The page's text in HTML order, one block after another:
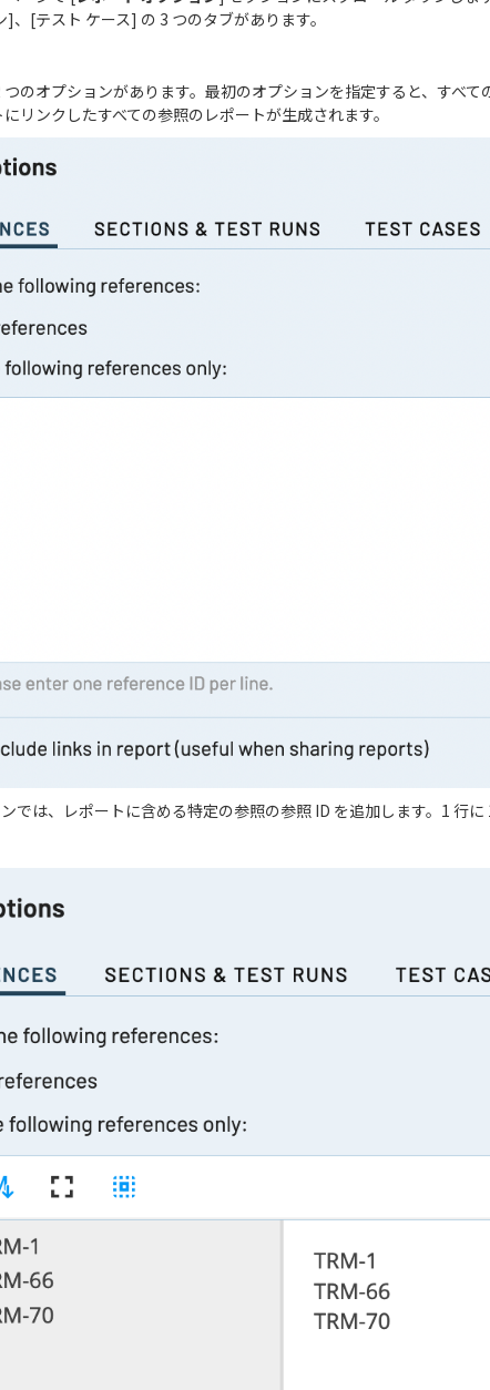
]、[テスト ケース] の 3 つのタブがあります。
のオプションがあります。最初のオプションを指定すると、すべて
リンクしたすべての参照のレポートが生成されます。
では、レポートに含める特定の参照の参照 ID を追加します。1 行に